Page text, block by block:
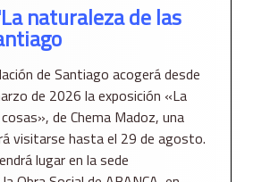
naturaleza de las
de Santiago acogerá desde
de 2026 la exposición «La
de Chema Madoz, una
visitarse hasta el 29 de agosto.
lugar en la sede